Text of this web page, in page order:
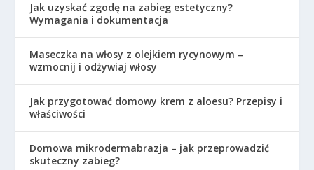
Jak uzyskać zgodę na zabieg estetyczny?
Wymagania i dokumentacja
Maseczka na włosy z olejkiem rycynowym –
wzmocnij i odżywiaj włosy
Jak przygotować domowy krem z aloesu? Przepisy i
właściwości
Domowa mikrodermabrazja – jak przeprowadzić
skuteczny zabieg?